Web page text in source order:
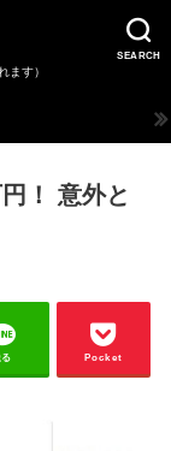
SEARCH
ます）
！ 意外と
Pocket